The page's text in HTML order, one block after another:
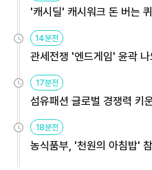
'캐시딜' 캐시워크 돈 버는
14분전
관세전쟁 '엔드게임' 윤곽
용해야
17분전
섬유패션 글로벌 경쟁력
원
18분전
농식품부, '천원의 아침밥'